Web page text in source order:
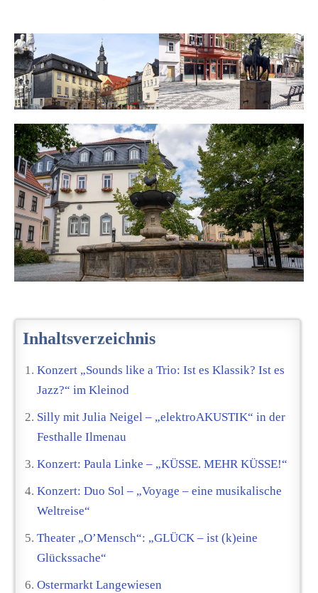
Inhaltsverzeichnis
Konzert „Sounds like a Trio: Ist es Klassik? Ist es
Jazz?“ im Kleinod
Silly mit Julia Neigel – „elektroAKUSTIK“ in der
Festhalle Ilmenau
Konzert: Paula Linke – „KÜSSE. MEHR KÜSSE!“
Konzert: Duo Sol – „Voyage – eine musikalische
Weltreise“
Theater „O’Mensch“: „GLÜCK – ist (k)eine
Glückssache“
Ostermarkt Langewiesen